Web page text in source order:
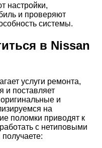
настройки,
и проверяют
системы.
в Nissan
услуги ремонта,
и поставляет
и
на
поломки приводят к
с нетиповыми